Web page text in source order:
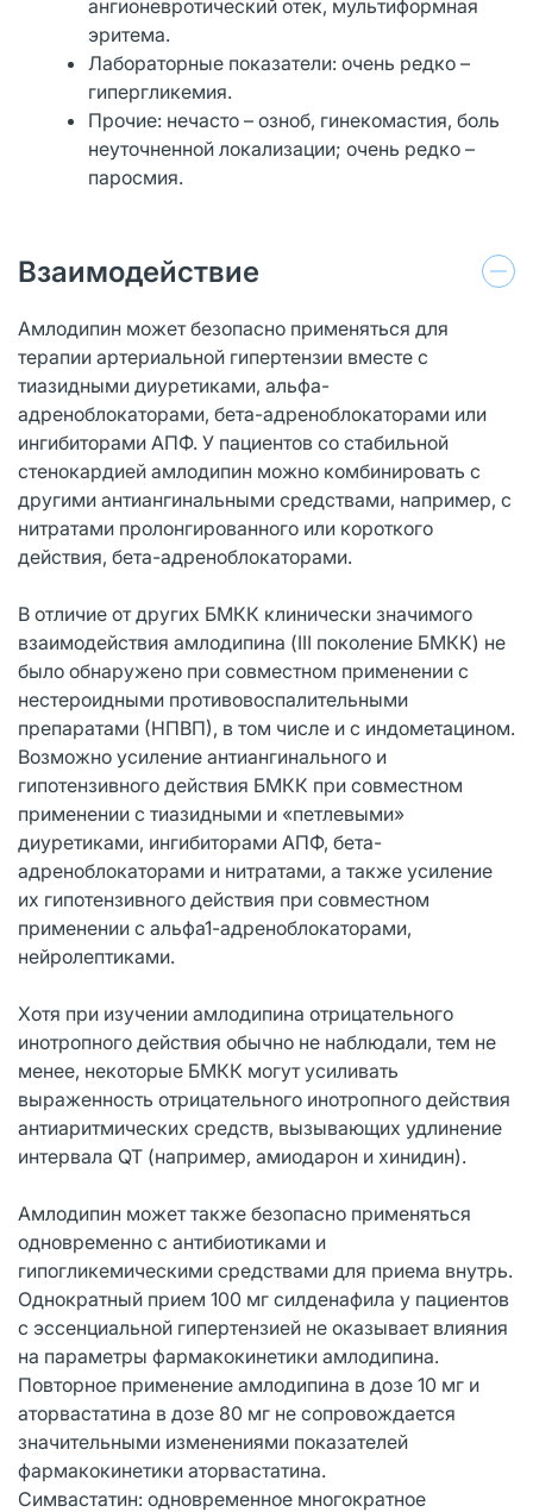
ангионевротический отек, мультиформная
эритема.
Лабораторные показатели: очень редко –
гипергликемия.
Прочие: нечасто – озноб, гинекомастия, боль
неуточненной локализации; очень редко –
паросмия.
Взаимодействие
Амлодипин может безопасно применяться для
терапии артериальной гипертензии вместе с
тиазидными диуретиками, альфа-
адреноблокаторами, бета-адреноблокаторами или
ингибиторами АПФ. У пациентов со стабильной
стенокардией амлодипин можно комбинировать с
другими антиангинальными средствами, например, с
нитратами пролонгированного или короткого
действия, бета-адреноблокаторами.
В отличие от других БМКК клинически значимого
взаимодействия амлодипина (III поколение БМКК) не
было обнаружено при совместном применении с
нестероидными противовоспалительными
препаратами (НПВП), в том числе и с индометацином.
Возможно усиление антиангинального и
гипотензивного действия БМКК при совместном
применении с тиазидными и «петлевыми»
диуретиками, ингибиторами АПФ, бета-
адреноблокаторами и нитратами, а также усиление
их гипотензивного действия при совместном
применении с альфа1-адреноблокаторами,
нейролептиками.
Хотя при изучении амлодипина отрицательного
инотропного действия обычно не наблюдали, тем не
менее, некоторые БМКК могут усиливать
выраженность отрицательного инотропного действия
антиаритмических средств, вызывающих удлинение
интервала QT (например, амиодарон и хинидин).
Амлодипин может также безопасно применяться
одновременно с антибиотиками и
гипогликемическими средствами для приема внутрь.
Однократный прием 100 мг силденафила у пациентов
с эссенциальной гипертензией не оказывает влияния
на параметры фармакокинетики амлодипина.
Повторное применение амлодипина в дозе 10 мг и
аторвастатина в дозе 80 мг не сопровождается
значительными изменениями показателей
фармакокинетики аторвастатина.
Симвастатин: одновременное многократное